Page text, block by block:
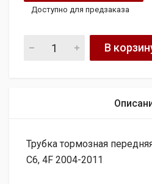
Доступно для предзаказа
Трубка тормозная передняя
В
Трубка тормозная
C6, 4F 2004-2011